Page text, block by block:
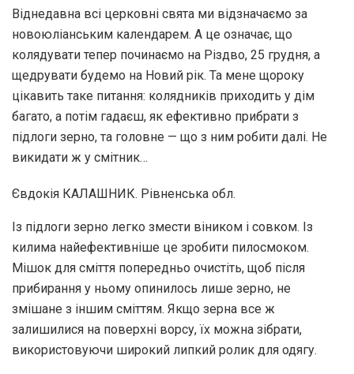
Віднедавна всі церковні свята ми відзначаємо за
новоюліанським календарем. А це означає, що
колядувати тепер починаємо на Різдво, 25 грудня, а
щедрувати будемо на Новий рік. Та мене щороку
цікавить таке питання: колядників приходить у дім
багато, а потім гадаєш, як ефективно прибрати з
підлоги зерно, та головне — що з ним робити далі. Не
викидати ж у смітник…
Євдокія КАЛАШНИК. Рівненська обл.
Із підлоги зерно легко змести віником і совком. Із
килима найефективніше це зробити пилосмоком.
Мішок для сміття попередньо очистіть, щоб після
прибирання у ньому опинилось лише зерно, не
змішане з іншим сміттям. Якщо зерна все ж
залишилися на поверхні ворсу, їх можна зібрати,
використовуючи широкий липкий ролик для одягу.